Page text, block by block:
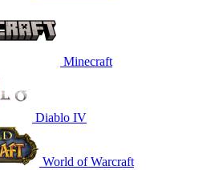
Minecraft
Diablo IV
World of Warcraft